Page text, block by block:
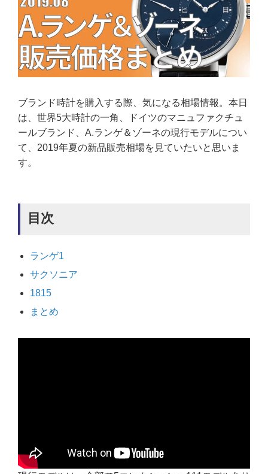
ブランド時計を購入する際、気になる相場情報。本日
は、世界5大時計の一角、ドイツのマニュファクチュ
ールブランド、A.ランゲ＆ゾーネの現行モデルについ
て、2019年夏の新品販売相場を見ていたいと思いま
す。
目次
ランゲ1
サクソニア
1815
まとめ